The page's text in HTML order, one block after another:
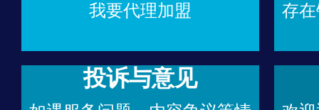
我要代理加盟
存
投诉与意见